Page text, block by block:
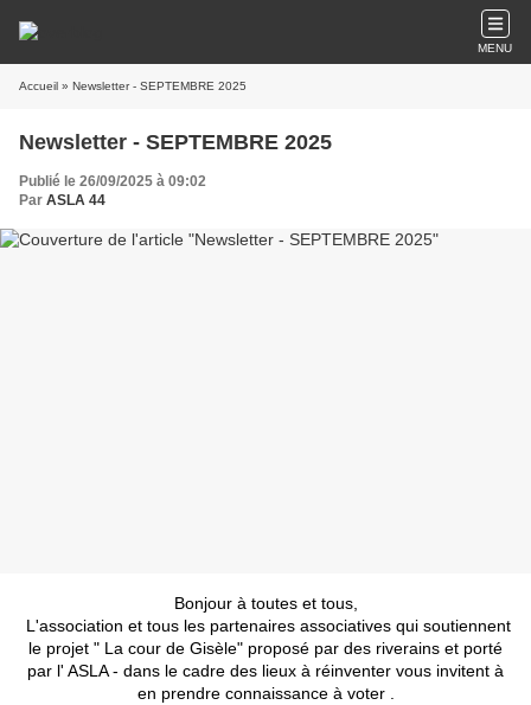
MENU
Accueil » Newsletter - SEPTEMBRE 2025
Newsletter - SEPTEMBRE 2025
Publié le 26/09/2025 à 09:02
Par ASLA 44
Bonjour à toutes et tous,
L'association et tous les partenaires associatives qui soutiennent
le projet " La cour de Gisèle" proposé par des riverains et porté
par l' ASLA - dans le cadre des lieux à réinventer vous invitent à
en prendre connaissance à voter .